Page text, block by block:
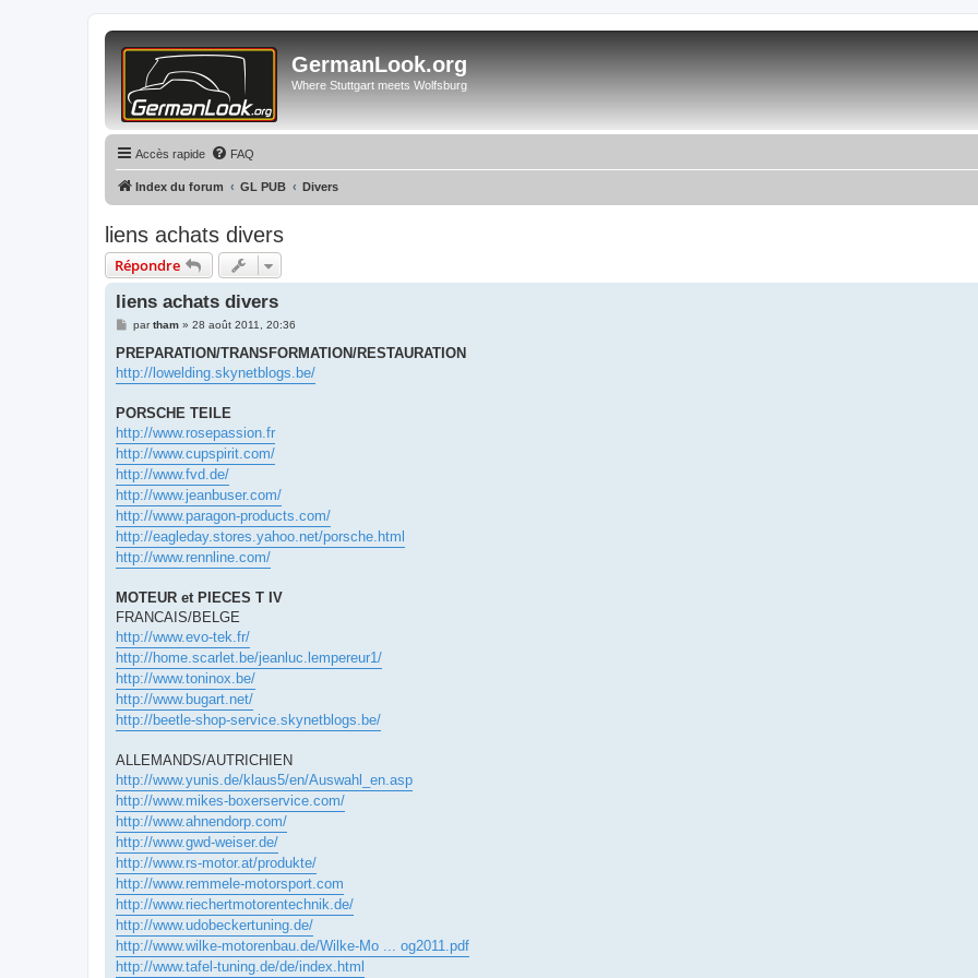
GermanLook.org
Where Stuttgart meets Wolfsburg
Accès rapide FAQ
Index du forum GL PUB Divers
liens achats divers
Répondre
liens achats divers
M
s
a
partham» 28 août 2011, 20:36
PREPARATION/TRANSFORMATION/RESTAURATION
http://lowelding.skynetblogs.be/
PORSCHE TEILE
http://www.rosepassion.fr
http://www.cupspirit.com/
http://www.fvd.de/
http://www.jeanbuser.com/
http://www.paragon-products.com/
http://eagleday.stores.yahoo.net/porsche.html
http://www.rennline.com/
MOTEUR et PIECES T IV
FRANCAIS/BELGE
http://www.evo-tek.fr/
http://home.scarlet.be/jeanluc.lempereur1/
http://www.toninox.be/
http://www.bugart.net/
http://beetle-shop-service.skynetblogs.be/
ALLEMANDS/AUTRICHIEN
http://www.yunis.de/klaus5/en/Auswahl_en.asp
http://www.mikes-boxerservice.com/
http://www.ahnendorp.com/
http://www.gwd-weiser.de/
http://www.rs-motor.at/produkte/
http://www.remmele-motorsport.com
http://www.riechertmotorentechnik.de/
http://www.udobeckertuning.de/
http://www.wilke-motorenbau.de/Wilke-Mo ... og2011.pdf
http://www.tafel-tuning.de/de/index.html